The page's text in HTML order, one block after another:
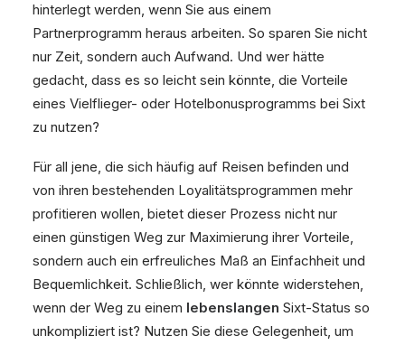
hinterlegt werden, wenn Sie aus einem
Partnerprogramm heraus arbeiten. So sparen Sie nicht
nur Zeit, sondern auch Aufwand. Und wer hätte
gedacht, dass es so leicht sein könnte, die Vorteile
eines Vielflieger- oder Hotelbonusprogramms bei Sixt
zu nutzen?
Für all jene, die sich häufig auf Reisen befinden und
von ihren bestehenden Loyalitätsprogrammen mehr
profitieren wollen, bietet dieser Prozess nicht nur
einen günstigen Weg zur Maximierung ihrer Vorteile,
sondern auch ein erfreuliches Maß an Einfachheit und
Bequemlichkeit. Schließlich, wer könnte widerstehen,
wenn der Weg zu einem lebenslangen Sixt-Status so
unkompliziert ist? Nutzen Sie diese Gelegenheit, um